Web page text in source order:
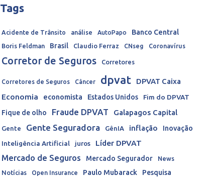
Tags
Acidente de Trânsito análise AutoPapo Banco Central
Boris Feldman Brasil Claudio Ferraz CNseg Coronavírus
Corretor de Seguros Corretores
Corretores de Seguros Câncer dpvat
DPVAT Caixa
Economia
economista Estados Unidos
Fim do DPVAT
Fique de olho
Fraude DPVAT Galapagos Capital
Gente Gente Seguradora GênIA inflação
Inovação
Inteligência Artificial
juros
Líder DPVAT
Mercado de Seguros
Mercado Segurador
News
Notícias
Open Insurance Paulo Mubarack Pesquisa